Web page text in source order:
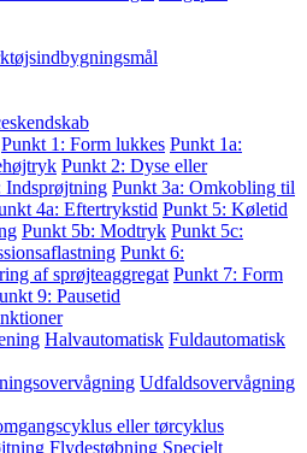
Punkt 1: Form lukkes Punkt 1a:
Punkt 2: Dyse eller
Indsprøjtning Punkt 3a: Omkobling til
4a: Eftertrykstid Punkt 5: Køletid
Punkt 5b: Modtryk Punkt 5c:
Punkt 6:
af sprøjteaggregat Punkt 7: Form
9: Pausetid
Halvautomatisk Fuldautomatisk
Udfaldsovervågning
eller tørcyklus
Flydestøbning Specielt